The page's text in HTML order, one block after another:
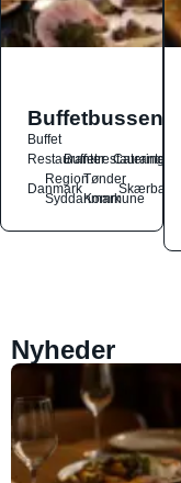
Buffetbussen
Buffet
Restauranter
Buffetrestauranter
Catering
Danmark
Region
Syddanmark
Tønder
Kommune
Skærbæk
Nyheder